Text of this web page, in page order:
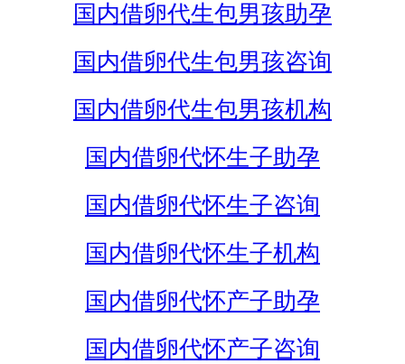
国内借卵代生包男孩助孕
国内借卵代生包男孩咨询
国内借卵代生包男孩机构
国内借卵代怀生子助孕
国内借卵代怀生子咨询
国内借卵代怀生子机构
国内借卵代怀产子助孕
国内借卵代怀产子咨询